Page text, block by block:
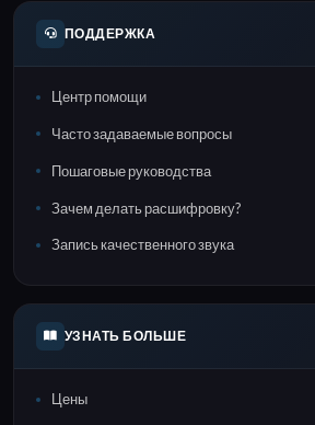
ПОДДЕРЖКА
Центр помощи
Часто задаваемые вопросы
Пошаговые руководства
Зачем делать расшифровку?
Запись качественного звука
УЗНАТЬ БОЛЬШЕ
Цены